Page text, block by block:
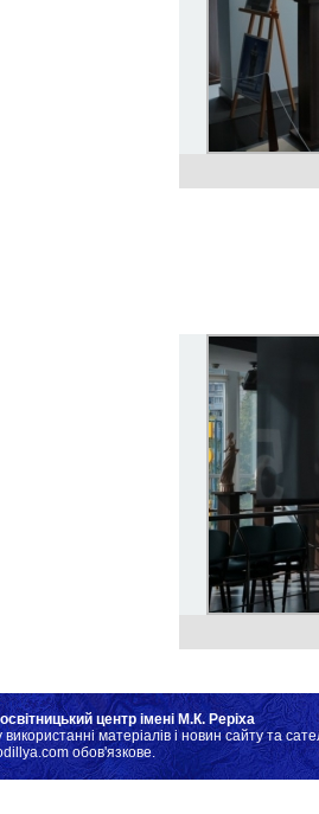
центр імені М.К. Реріха
матеріалів і новин сайту та
обов'язкове.